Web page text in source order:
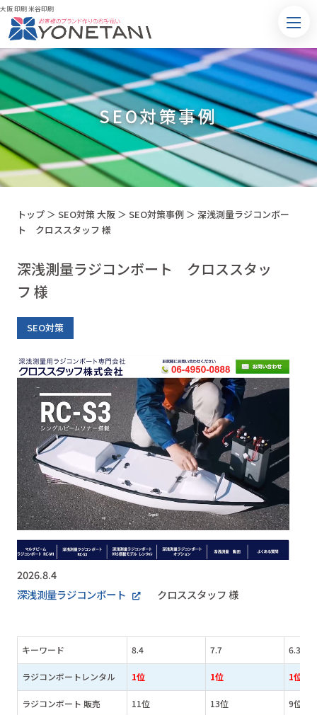
大阪 印刷 米谷印刷
SEO対策事例
トップ ＞ SEO対策 大阪 ＞ SEO対策事例 ＞ 深浅測量ラジコンボー
ト クロススタッフ 様
深浅測量ラジコンボート クロススタッ
フ 様
SEO対策
2026.8.4
深浅測量ラジコンボート
クロススタッフ 様
キーワード 8.4 7.7 6.3
ラジコンボートレンタル 1位 1位 1位
ラジコンボート 販売 11位 13位 9位